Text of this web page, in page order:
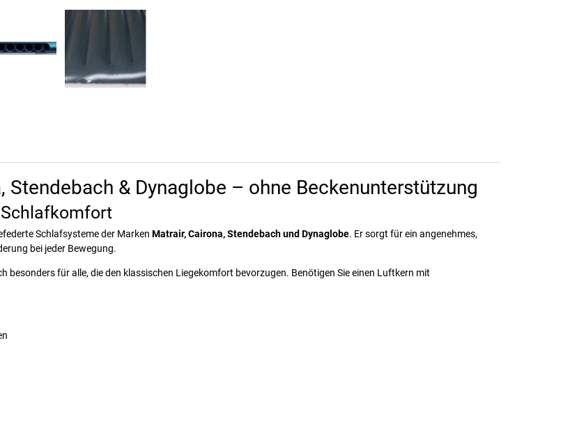
Stendebach & Dynaglobe – ohne Beckenunterstützung
Schlafsysteme der Marken Matrair, Cairona, Stendebach und Dynaglobe. Er sorgt für ein angenehmes,
bei jeder Bewegung.
besonders für alle, die den klassischen Liegekomfort bevorzugen. Benötigen Sie einen Luftkern mit